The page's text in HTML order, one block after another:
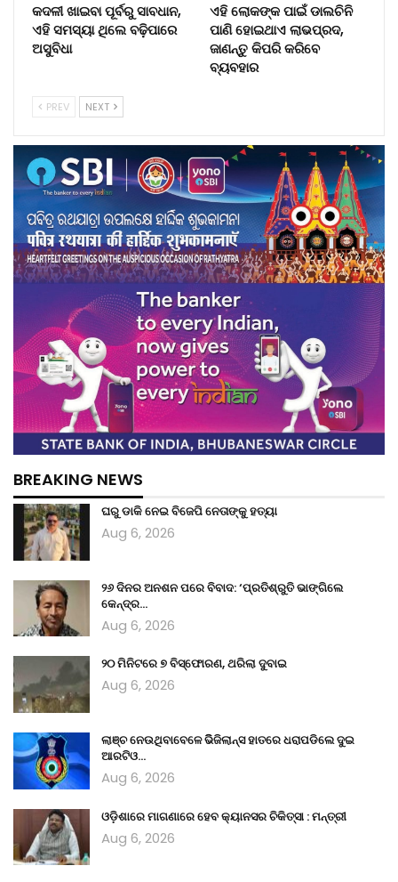
କଦଳୀ ଖାଇବା ପୂର୍ବରୁ ସାବଧାନ,
ଏହି ସମସ୍ୟା ଥିଲେ ବଢ଼ିପାରେ
ଅସୁବିଧା
ଏହି ଲୋକଙ୍କ ପାଇଁ ଡାଲଚିନି
ପାଣି ହୋଇଥାଏ ଲାଭପ୍ରଦ,
ଜାଣନ୍ତୁ କିପରି କରିବେ
ବ୍ୟବହାର
PREV NEXT
BREAKING NEWS
ଘରୁ ଡାକି ନେଇ ବିଜେପି ନେତାଙ୍କୁ ହତ୍ୟା
Aug 6, 2026
୨୬ ଦିନର ଅନଶନ ପରେ ବିବାଦ: ‘ପ୍ରତିଶ୍ରୁତି ଭାଙ୍ଗିଲେ
କେନ୍ଦ୍ର…
Aug 6, 2026
୨୦ ମିନିଟରେ ୭ ବିସ୍ଫୋରଣ, ଥରିଲା ଦୁବାଇ
Aug 6, 2026
ଲାଞ୍ଚ ନେଉଥିବାବେଳେ ଭିିଜିଲାନ୍ସ ହାତରେ ଧରାପଡିଲେ ଦୁଇ
ଆରଟିଓ…
Aug 6, 2026
ଓଡ଼ିଶାରେ ମାଗଣାରେ ହେବ କ୍ୟାନସର ଚିକିତ୍ସା : ମନ୍ତ୍ରୀ
Aug 6, 2026